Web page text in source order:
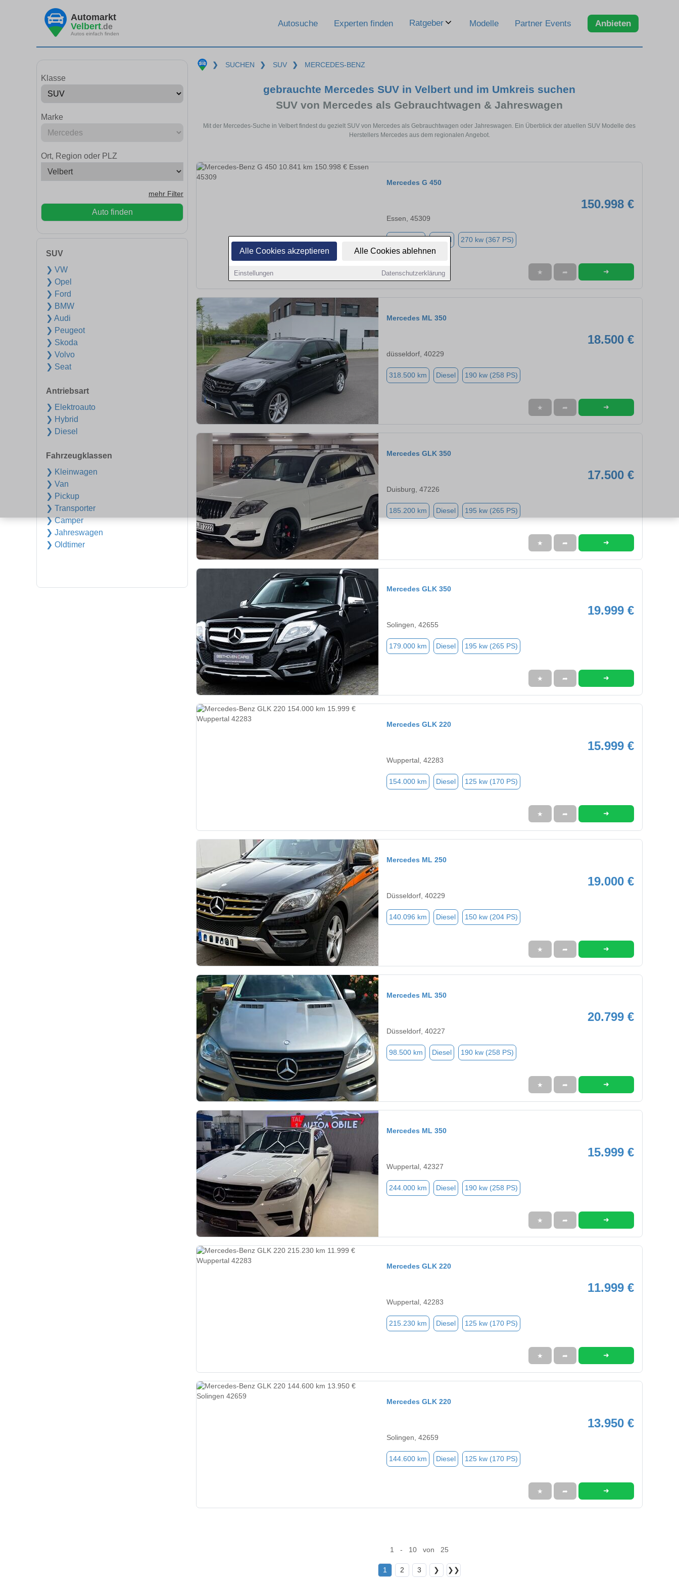
Alle Cookies akzeptieren Alle Cookies ablehnen
Einstellungen Datenschutzerklärung
Automarkt
Velbert.de
Autos einfach finden
Autosuche Experten finden Ratgeber Modelle Partner Events Anbieten
Klasse
Marke
Ort, Region oder PLZ
mehr Filter
Auto finden
SUV
❯ VW
❯ Opel
❯ Ford
❯ BMW
❯ Audi
❯ Peugeot
❯ Skoda
❯ Volvo
❯ Seat
Antriebsart
❯ Elektroauto
❯ Hybrid
❯ Diesel
Fahrzeugklassen
❯ Kleinwagen
❯ Van
❯ Pickup
❯ Transporter
❯ Camper
❯ Jahreswagen
❯ Oldtimer
❯ SUCHEN ❯ SUV ❯ MERCEDES-BENZ
gebrauchte Mercedes SUV in Velbert und im Umkreis suchen
SUV von Mercedes als Gebrauchtwagen & Jahreswagen
Mit der Mercedes-Suche in Velbert findest du gezielt SUV von Mercedes als Gebrauchtwagen oder Jahreswagen. Ein Überblick der atuellen SUV Modelle des
Herstellers Mercedes aus dem regionalen Angebot.
Mercedes G 450
150.998 €
Essen, 45309
Diesel 270 kw (367 PS)
★ ➦ ➜
Mercedes ML 350
18.500 €
düsseldorf, 40229
318.500 km Diesel 190 kw (258 PS)
★ ➦ ➜
Mercedes GLK 350
17.500 €
Duisburg, 47226
185.200 km Diesel 195 kw (265 PS)
★ ➦ ➜
Mercedes GLK 350
19.999 €
Solingen, 42655
179.000 km Diesel 195 kw (265 PS)
★ ➦ ➜
Mercedes GLK 220
15.999 €
Wuppertal, 42283
154.000 km Diesel 125 kw (170 PS)
★ ➦ ➜
Mercedes ML 250
19.000 €
Düsseldorf, 40229
140.096 km Diesel 150 kw (204 PS)
★ ➦ ➜
Mercedes ML 350
20.799 €
Düsseldorf, 40227
98.500 km Diesel 190 kw (258 PS)
★ ➦ ➜
Mercedes ML 350
15.999 €
Wuppertal, 42327
244.000 km Diesel 190 kw (258 PS)
★ ➦ ➜
Mercedes GLK 220
11.999 €
Wuppertal, 42283
215.230 km Diesel 125 kw (170 PS)
★ ➦ ➜
Mercedes GLK 220
13.950 €
Solingen, 42659
144.600 km Diesel 125 kw (170 PS)
★ ➦ ➜
1 - 10 von 25
1 2 3 ❯ ❯❯